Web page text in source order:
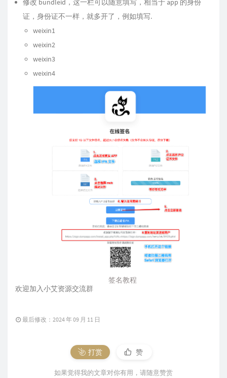
修改 bundleid，这一栏可以随意填写，相当于 app 的身份
证，身份证不一样，就多开了，例如填写.
weixin1
weixin2
weixin3
weixin4
签名教程
欢迎加入小艾资源交流群
最后修改：2024 年 09 月 11 日
打赏 赞
如果觉得我的文章对你有用，请随意赞赏